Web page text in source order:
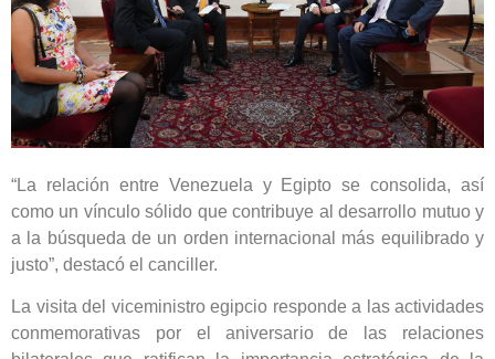
“La relación entre Venezuela y Egipto se consolida, así
como un vínculo sólido que contribuye al desarrollo mutuo y
a la búsqueda de un orden internacional más equilibrado y
justo”, destacó el canciller.
La visita del viceministro egipcio responde a las actividades
conmemorativas por el aniversario de las relaciones